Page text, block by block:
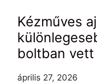
Kézműves
boltban vett
április 27, 2026